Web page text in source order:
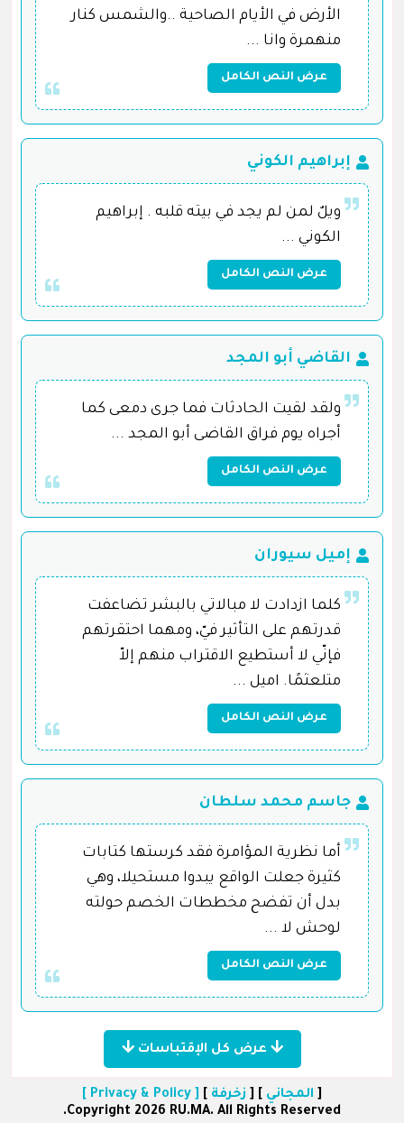
الأرض في الأيام الصاحية ..والشمس كنار
منهمرة وانا ...
عرض النص الكامل
إبراهيم الكوني
ويلٌ لمن لم يجد في بيته قلبه . إبراهيم
الكوني ...
عرض النص الكامل
القاضي أبو المجد
ولقد لقيت الحادثات فما جرى دمعى كما
أجراه يوم فراق القاضى أبو المجد ...
عرض النص الكامل
إميل سيوران
كلما ازدادت لا مبالاتي بالبشر تضاعفت
قدرتهم على التأثير فيّ، ومهما احتقرتهم
فإنّي لا أستطيع الاقتراب منهم إلاّ
متلعثمًا. اميل ...
عرض النص الكامل
جاسم محمد سلطان
أما نظرية المؤامرة فقد كرستها كتابات
كثيرة جعلت الواقع يبدوا مستحيلا، وهي
بدل أن تفضح مخططات الخصم حولته
لوحش لا ...
عرض النص الكامل
عرض كل الإقتباسات
[ المجاني ] [ زخرفة ]
[ Privacy & Policy ]
Copyright 2026 RU.MA. All Rights Reserved.